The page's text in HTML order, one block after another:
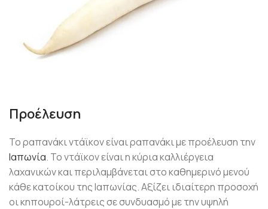
Προέλευση
Το ραπανάκι ντάϊκον είναι ραπανάκι με προέλευση την
Ιαπωνία. Το ντάϊκον είναι η κύρια καλλιέργεια
λαχανικών και περιλαμβάνεται στο καθημερινό μενού
κάθε κατοίκου της Ιαπωνίας. Αξίζει ιδιαίτερη προσοχή
οι κηπουροί-λάτρεις σε συνδυασμό με την υψηλή